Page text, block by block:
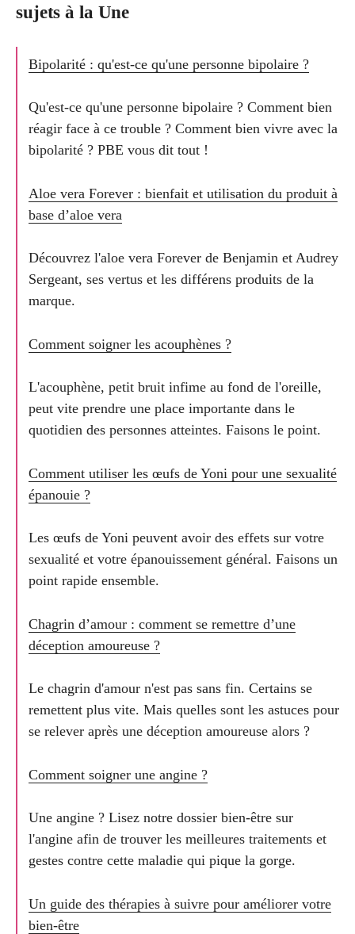
sujets à la Une
Bipolarité : qu'est-ce qu'une personne bipolaire ?
Qu'est-ce qu'une personne bipolaire ? Comment bien
réagir face à ce trouble ? Comment bien vivre avec la
bipolarité ? PBE vous dit tout !
Aloe vera Forever : bienfait et utilisation du produit à
base d’aloe vera
Découvrez l'aloe vera Forever de Benjamin et Audrey
Sergeant, ses vertus et les différens produits de la
marque.
Comment soigner les acouphènes ?
L'acouphène, petit bruit infime au fond de l'oreille,
peut vite prendre une place importante dans le
quotidien des personnes atteintes. Faisons le point.
Comment utiliser les œufs de Yoni pour une sexualité
épanouie ?
Les œufs de Yoni peuvent avoir des effets sur votre
sexualité et votre épanouissement général. Faisons un
point rapide ensemble.
Chagrin d’amour : comment se remettre d’une
déception amoureuse ?
Le chagrin d'amour n'est pas sans fin. Certains se
remettent plus vite. Mais quelles sont les astuces pour
se relever après une déception amoureuse alors ?
Comment soigner une angine ?
Une angine ? Lisez notre dossier bien-être sur
l'angine afin de trouver les meilleures traitements et
gestes contre cette maladie qui pique la gorge.
Un guide des thérapies à suivre pour améliorer votre
bien-être